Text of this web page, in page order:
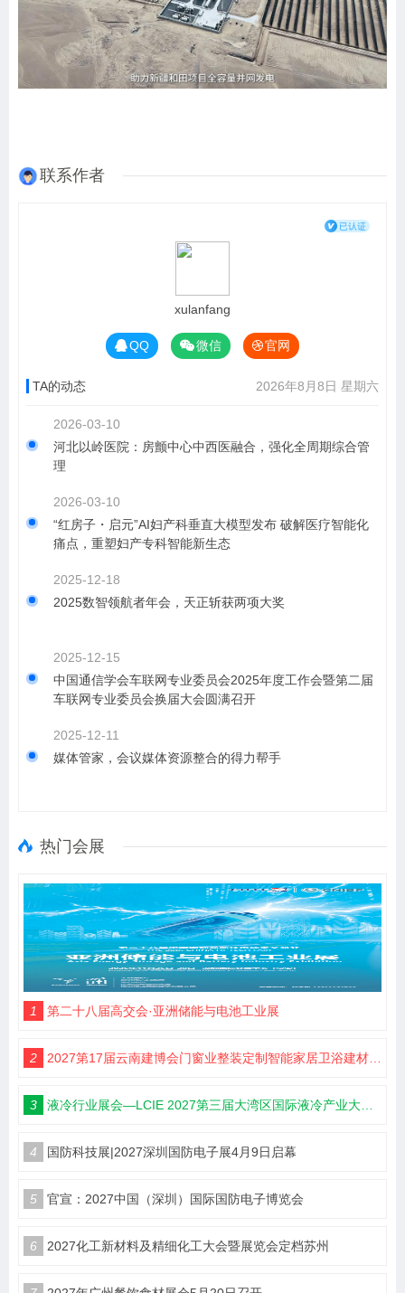
联系作者
xulanfang
QQ 微信 官网
TA的动态 2026年8月8日 星期六
2026-03-10
河北以岭医院：房颤中心中西医融合，强化全周期综合管
理
2026-03-10
“红房子・启元”AI妇产科垂直大模型发布 破解医疗智能化
痛点，重塑妇产专科智能新生态
2025-12-18
2025数智领航者年会，天正斩获两项大奖
2025-12-15
中国通信学会车联网专业委员会2025年度工作会暨第二届
车联网专业委员会换届大会圆满召开
2025-12-11
媒体管家，会议媒体资源整合的得力帮手
热门会展
1 第二十八届高交会·亚洲储能与电池工业展
2 2027第17届云南建博会门窗业整装定制智能家居卫浴建材展会
3 液冷行业展会—LCIE 2027第三届大湾区国际液冷产业大会暨展览会（深圳）
4 国防科技展|2027深圳国防电子展4月9日启幕
5 官宣：2027中国（深圳）国际国防电子博览会
6 2027化工新材料及精细化工大会暨展览会定档苏州